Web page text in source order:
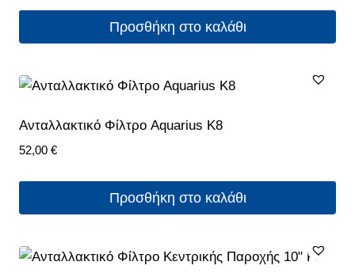
Προσθήκη στο καλάθι
Ανταλλακτικό Φίλτρο Aquarius Κ8
52,00 €
Προσθήκη στο καλάθι